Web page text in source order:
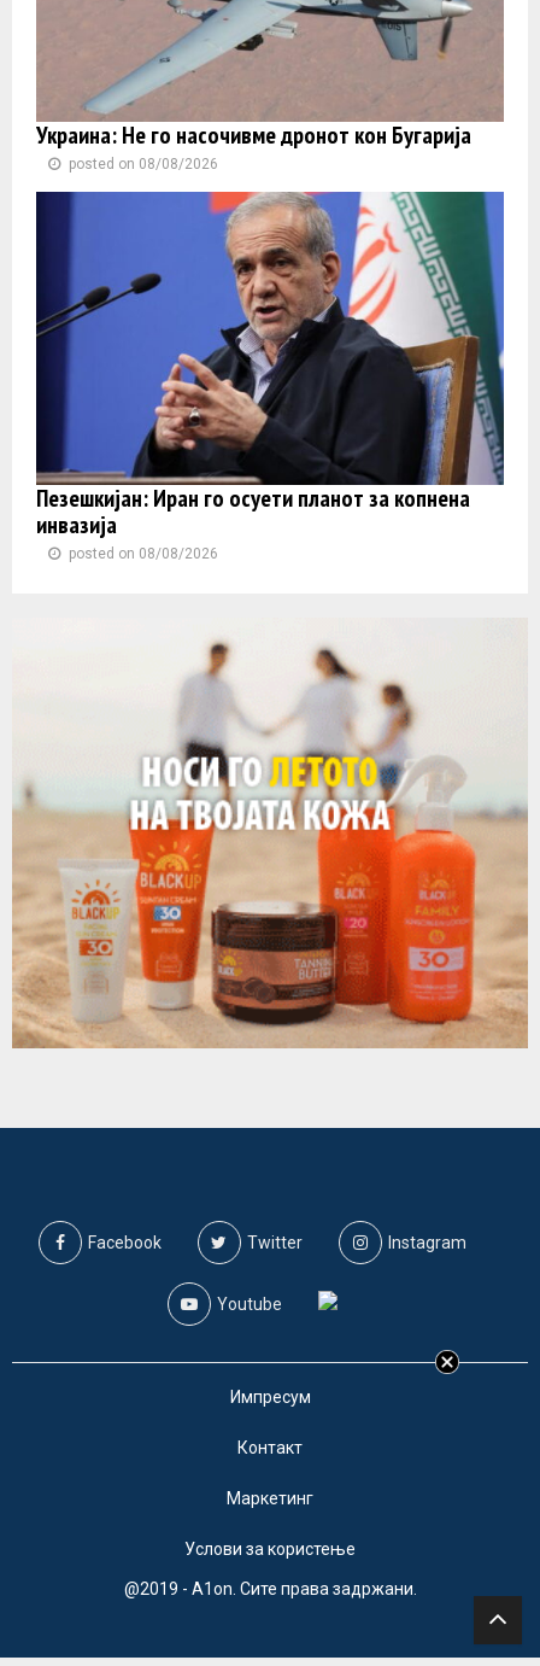
Украина: Не го насочивме дронот кон Бугарија
posted on 08/08/2026
Пезешкијан: Иран го осуети планот за копнена
инвазија
posted on 08/08/2026
Facebook Twitter Instagram
Youtube
Импресум
Контакт
Маркетинг
Услови за користење
@2019 - A1on. Сите права задржани.